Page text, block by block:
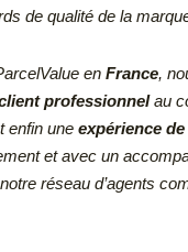
de qualité de la
en France,
professionnelau
enfin une expérience
et avec un
réseau d’agents